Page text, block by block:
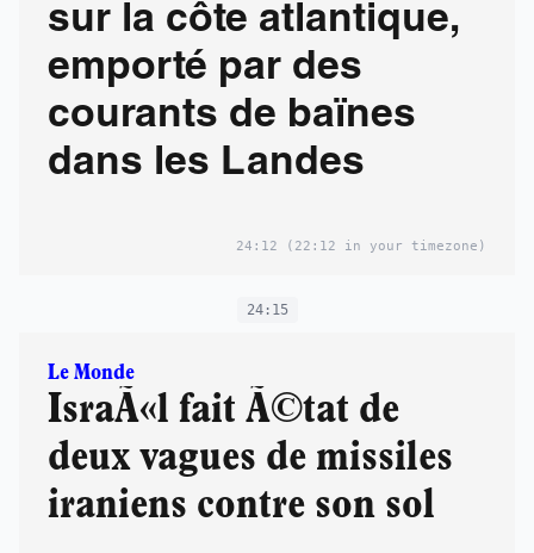
sur la côte atlantique,
emporté par des
courants de baïnes
dans les Landes
24:12 (22:12 in your timezone)
24:15
Le Monde
IsraÃ«l fait Ã©tat de
deux vagues de missiles
iraniens contre son sol